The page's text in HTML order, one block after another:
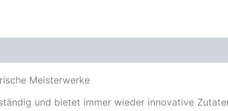
Meisterwerke
und bietet immer wieder innovative